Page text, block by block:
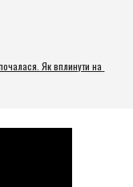
Як вплинути на